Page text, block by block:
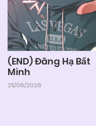
(END) Đăng Hạ Bất
Minh
25/06/2026